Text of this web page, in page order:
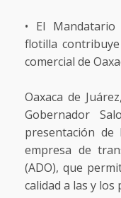
• El
flotilla
comercial de
Oaxaca de
Gobernador
presentación de
empresa de
(ADO), que
calidad a las y los